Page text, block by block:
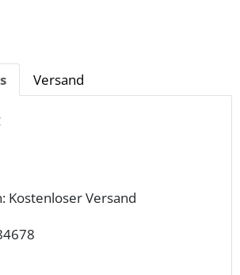
Versand
Kostenloser Versand